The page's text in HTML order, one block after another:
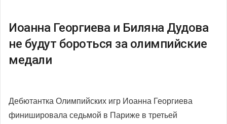
Иоанна Георгиева и Биляна Дудова
не будут бороться за олимпийские
медали
Дебютантка Олимпийских игр Иоанна Георгиева
финишировала седьмой в Париже в третьей